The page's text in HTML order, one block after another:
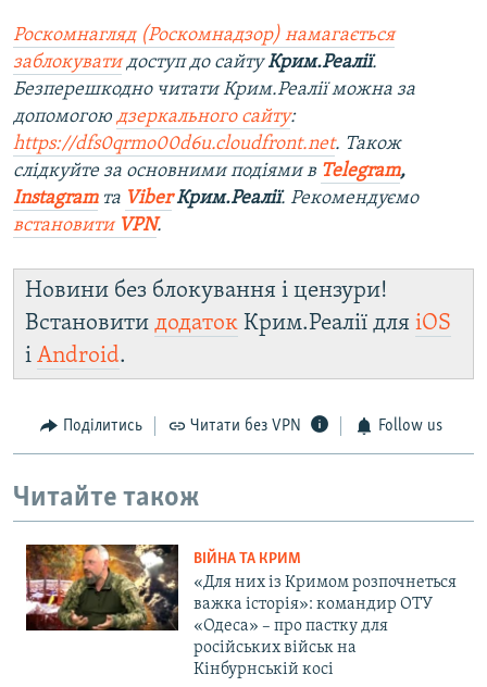
Роскомнагляд (Роскомнадзор) намагається
заблокуватидоступ до сайтуКрим.Реалії.
Безперешкодно читати Крим.Реалії можна за
допомогою дзеркального сайту:
https://dfs0qrmo00d6u.cloudfront.net. Також
слідкуйте за основними подіями в Telegram,
Instagramта ViberКрим.Реалії. Рекомендуємо
встановити VPN.
Новини без блокування і цензури!
Встановити додаток Крим.Реалії для iOS
і Android.
Поділитись Читати без VPN Follow us
Читайте також
ВІЙНА ТА КРИМ
«Для них із Кримом розпочнеться
важка історія»: командир ОТУ
«Одеса» – про пастку для
російських військ на
Кінбурнській косі